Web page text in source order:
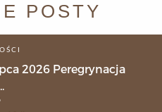
POSTY
2026 Peregrynacja